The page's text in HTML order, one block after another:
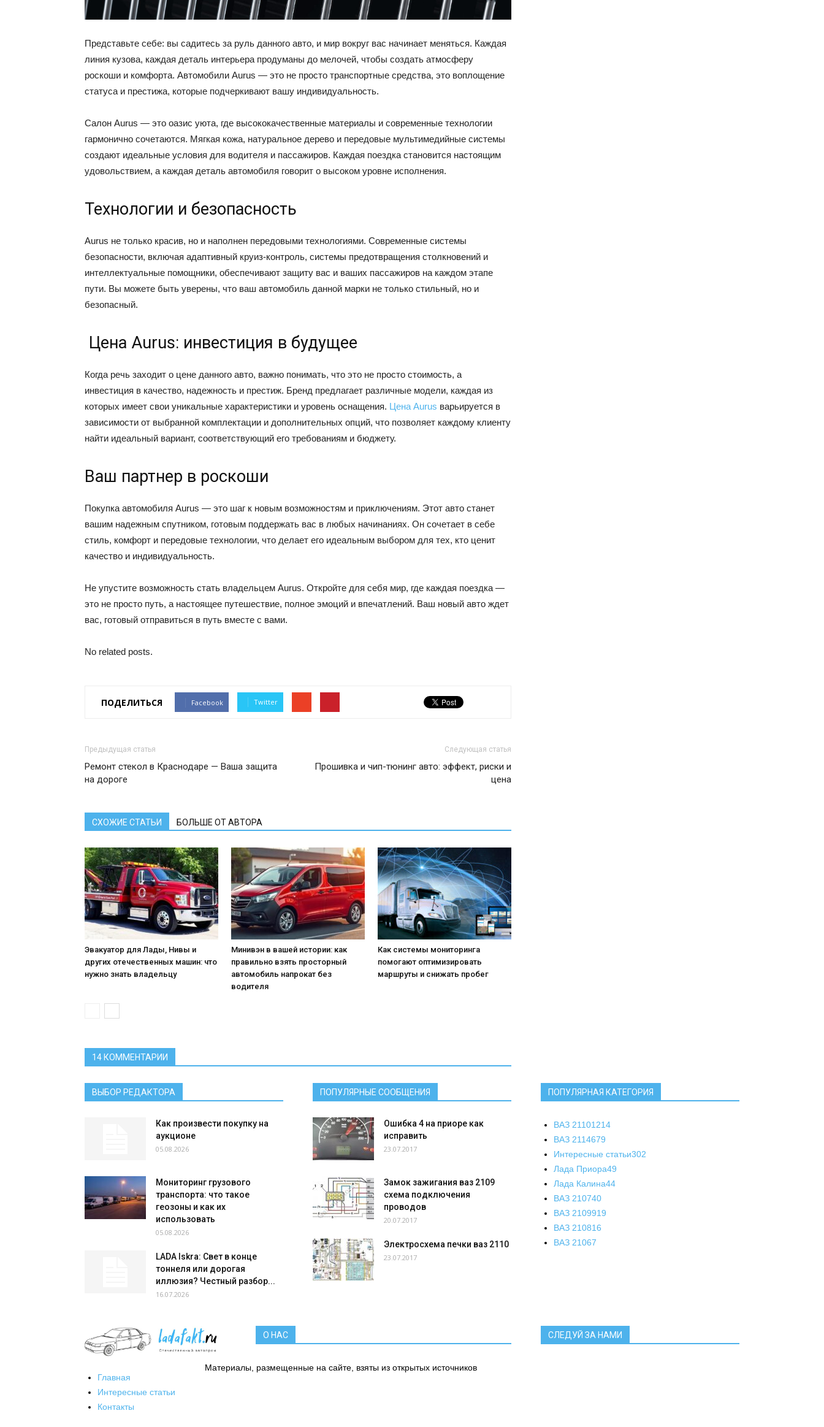
Представьте себе: вы садитесь за руль данного авто, и мир вокруг вас начинает меняться. Каждая
линия кузова, каждая деталь интерьера продуманы до мелочей, чтобы создать атмосферу
роскоши и комфорта. Автомобили Aurus — это не просто транспортные средства, это воплощение
статуса и престижа, которые подчеркивают вашу индивидуальность.
Салон Aurus — это оазис уюта, где высококачественные материалы и современные технологии
гармонично сочетаются. Мягкая кожа, натуральное дерево и передовые мультимедийные системы
создают идеальные условия для водителя и пассажиров. Каждая поездка становится настоящим
удовольствием, а каждая деталь автомобиля говорит о высоком уровне исполнения.
Технологии и безопасность
Aurus не только красив, но и наполнен передовыми технологиями. Современные системы
безопасности, включая адаптивный круиз-контроль, системы предотвращения столкновений и
интеллектуальные помощники, обеспечивают защиту вас и ваших пассажиров на каждом этапе
пути. Вы можете быть уверены, что ваш автомобиль данной марки не только стильный, но и
безопасный.
Цена Aurus: инвестиция в будущее
Когда речь заходит о цене данного авто, важно понимать, что это не просто стоимость, а
инвестиция в качество, надежность и престиж. Бренд предлагает различные модели, каждая из
которых имеет свои уникальные характеристики и уровень оснащения. Цена Aurus варьируется в
зависимости от выбранной комплектации и дополнительных опций, что позволяет каждому клиенту
найти идеальный вариант, соответствующий его требованиям и бюджету.
Ваш партнер в роскоши
Покупка автомобиля Aurus — это шаг к новым возможностям и приключениям. Этот авто станет
вашим надежным спутником, готовым поддержать вас в любых начинаниях. Он сочетает в себе
стиль, комфорт и передовые технологии, что делает его идеальным выбором для тех, кто ценит
качество и индивидуальность.
Не упустите возможность стать владельцем Aurus. Откройте для себя мир, где каждая поездка —
это не просто путь, а настоящее путешествие, полное эмоций и впечатлений. Ваш новый авто ждет
вас, готовый отправиться в путь вместе с вами.
No related posts.
ПОДЕЛИТЬСЯ Facebook Twitter
Предыдущая статья
Ремонт стекол в Краснодаре — Ваша защита
на дороге
Следующая статья
Прошивка и чип-тюнинг авто: эффект, риски и
цена
СХОЖИЕ СТАТЬИ БОЛЬШЕ ОТ АВТОРА
Эвакуатор для Лады, Нивы и
других отечественных машин: что
нужно знать владельцу
Минивэн в вашей истории: как
правильно взять просторный
автомобиль напрокат без
водителя
Как системы мониторинга
помогают оптимизировать
маршруты и снижать пробег
14 КОММЕНТАРИИ
ВЫБОР РЕДАКТОРА
Как произвести покупку на
аукционе
05.08.2026
Мониторинг грузового
транспорта: что такое
геозоны и как их
использовать
05.08.2026
LADA Iskra: Свет в конце
тоннеля или дорогая
иллюзия? Честный разбор...
16.07.2026
ПОПУЛЯРНЫЕ СООБЩЕНИЯ
Ошибка 4 на приоре как
исправить
23.07.2017
Замок зажигания ваз 2109
схема подключения
проводов
20.07.2017
Электросхема печки ваз 2110
23.07.2017
ПОПУЛЯРНАЯ КАТЕГОРИЯ
ВАЗ 21101214
ВАЗ 2114679
Интересные статьи302
Лада Приора49
Лада Калина44
ВАЗ 210740
ВАЗ 2109919
ВАЗ 210816
ВАЗ 21067
О НАС СЛЕДУЙ ЗА НАМИ
Главная
Интересные статьи
Контакты
Материалы, размещенные на сайте, взяты из открытых источников